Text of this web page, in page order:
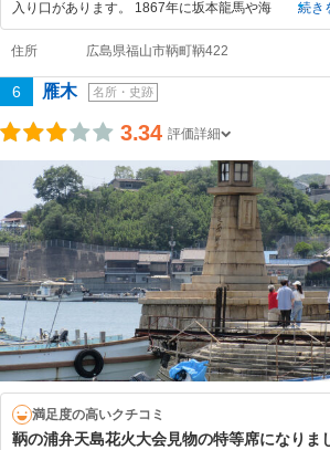
入り口があります。 1867年に坂本龍馬や海
続き
住所 広島県福山市鞆町鞆422
6 雁木 名所・史跡
3.34 評価詳細
満足度の高いクチコミ
鞆の浦弁天島花火大会見物の特等席になりま